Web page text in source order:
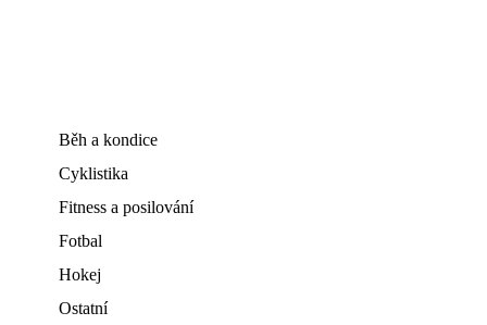
Běh a kondice
Cyklistika
Fitness a posilování
Fotbal
Hokej
Ostatní